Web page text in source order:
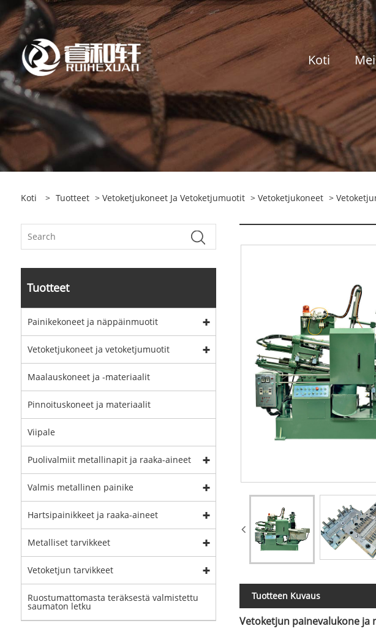
Koti
Koti > Tuotteet > Vetoketjukoneet Ja Vetoketjumuotit > Vetoketjukoneet >
Tuotteet
Painikekoneet ja näppäinmuotit
Vetoketjukoneet ja vetoketjumuotit
Maalauskoneet ja -materiaalit
Pinnoituskoneet ja materiaalit
Viipale
Puolivalmiit metallinapit ja raaka-aineet
Valmis metallinen painike
Hartsipainikkeet ja raaka-aineet
Metalliset tarvikkeet
Vetoketjun tarvikkeet
Ruostumattomasta teräksestä valmistettu
saumaton letku
Tuotteen Kuvaus
Vetoketjun painevalukone ja